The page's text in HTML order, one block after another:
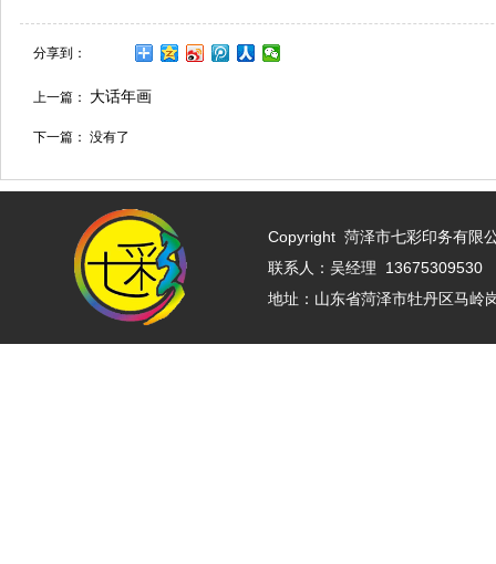
分享到：
上一篇： 大话年画
下一篇： 没有了
Copyright 菏泽市七彩印务有限
联系人：吴经理
地址：山东省菏泽市牡丹区马